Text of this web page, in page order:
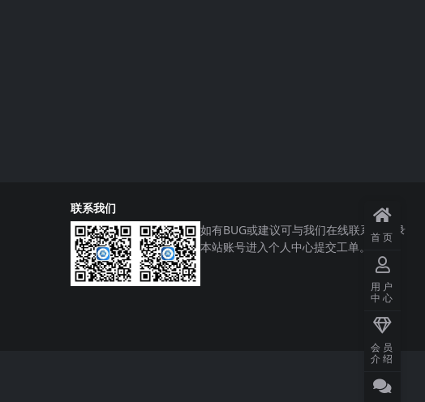
联系我们
如有BUG或建议可与我们在线联系或登录
本站账号进入个人中心提交工单。
首页
用户
中心
会员
介绍